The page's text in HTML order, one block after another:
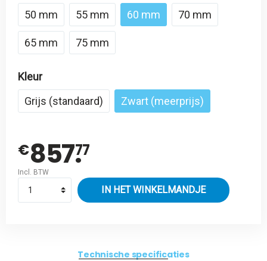
50 mm 55 mm 60 mm 70 mm
65 mm 75 mm
Kleur
Grijs (standaard)
Zwart (meerprijs)
€857.77
Incl. BTW
IN HET WINKELMANDJE
Technische specificaties